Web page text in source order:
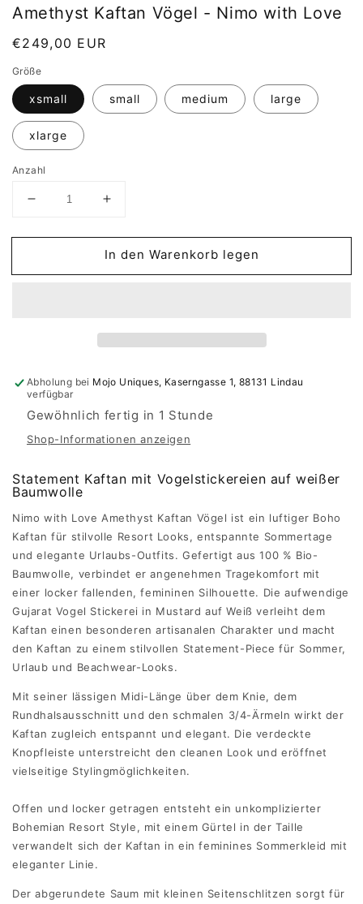
Amethyst Kaftan Vögel - Nimo with Love
Normaler
€249,00 EUR
Größe
xsmall small medium large
xlarge
Anzahl
Verringere
Kaftan
Erhöhe
Amethyst
Kaftan
In den Warenkorb legen
Abholung bei Mojo Uniques, Kaserngasse 1, 88131 Lindau
verfügbar
Gewöhnlich fertig in 1 Stunde
Shop-Informationen anzeigen
Statement Kaftan mit Vogelstickereien auf weißer
Baumwolle
Nimo with Love Amethyst Kaftan Vögel ist ein luftiger Boho
Kaftan für stilvolle Resort Looks, entspannte Sommertage
und elegante Urlaubs-Outfits. Gefertigt aus 100 % Bio-
Baumwolle, verbindet er angenehmen Tragekomfort mit
einer locker fallenden, femininen Silhouette. Die aufwendige
Gujarat Vogel Stickerei in Mustard auf Weiß verleiht dem
Kaftan einen besonderen artisanalen Charakter und macht
den Kaftan zu einem stilvollen Statement-Piece für Sommer,
Urlaub und Beachwear-Looks.
Mit seiner lässigen Midi-Länge über dem Knie, dem
Rundhalsausschnitt und den schmalen 3/4-Ärmeln wirkt der
Kaftan zugleich entspannt und elegant. Die verdeckte
Knopfleiste unterstreicht den cleanen Look und eröffnet
vielseitige Stylingmöglichkeiten.
Offen und locker getragen entsteht ein unkomplizierter
Bohemian Resort Style, mit einem Gürtel in der Taille
verwandelt sich der Kaftan in ein feminines Sommerkleid mit
eleganter Linie.
Der abgerundete Saum mit kleinen Seitenschlitzen sorgt für